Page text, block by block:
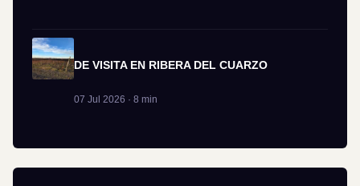
DE VISITA EN RIBERA DEL CUARZO
07 Jul 2026 · 8 min